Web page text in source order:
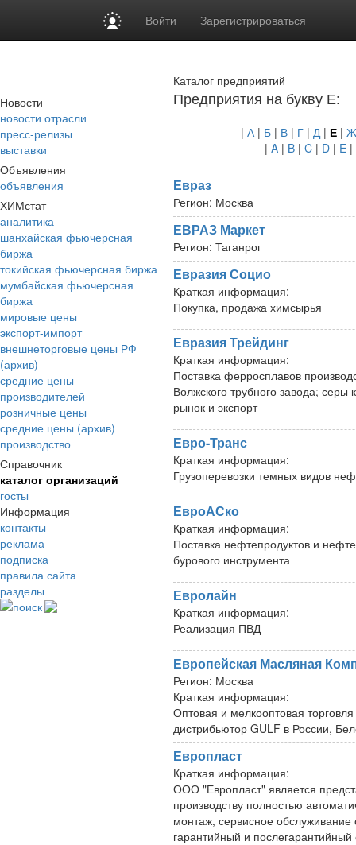
Войти Зарегистрироваться
Новости
новости отрасли
пресс-релизы
выставки
Объявления
объявления
ХИМстат
аналитика
шанхайская фьючерсная
биржа
токийская фьючерсная биржа
мумбайская фьючерсная
биржа
мировые цены
экспорт-импорт
внешнеторговые цены РФ
(архив)
средние цены
производителей
розничные цены
средние цены (архив)
производство
Справочник
каталог организаций
госты
Информация
контакты
реклама
подписка
правила сайта
разделы
поиск
Каталог предприятий
Предприятия на букву Е:
| А| Б | В | Г | Д| Е | Ж
| A| B| C| D| E|
Евраз
Регион: Москва
ЕВРАЗ Маркет
Регион: Таганрог
Евразия Социо
Краткая информация:
Покупка, продажа химсырья
Евразия Трейдинг
Краткая информация:
Поставка ферросплавов
Волжского трубного завода;
рынок и экспорт
Евро-Транс
Краткая информация:
Грузоперевозки темных видов
ЕвроАСко
Краткая информация:
Поставка нефтепродуктов и
бурового инструмента
Евролайн
Краткая информация:
Реализация ПВД
Европейская Масляная
Регион: Москва
Краткая информация:
Оптовая и мелкооптовая
дистрибьютор GULF в России,
Европласт
Краткая информация:
ООО "Европласт" является
производству полностью
монтаж, сервисное
гарантийный и